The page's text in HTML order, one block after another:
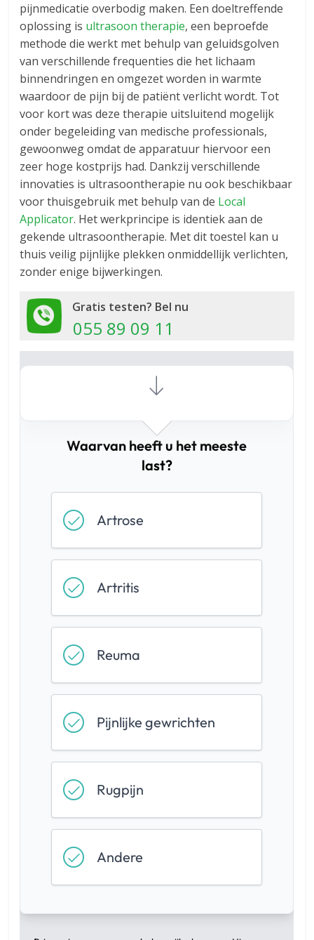
pijnmedicatie overbodig maken. Een doeltreffende
oplossing is ultrasoon therapie, een beproefde
methode die werkt met behulp van geluidsgolven
van verschillende frequenties die het lichaam
binnendringen en omgezet worden in warmte
waardoor de pijn bij de patiënt verlicht wordt. Tot
voor kort was deze therapie uitsluitend mogelijk
onder begeleiding van medische professionals,
gewoonweg omdat de apparatuur hiervoor een
zeer hoge kostprijs had. Dankzij verschillende
innovaties is ultrasoontherapie nu ook beschikbaar
voor thuisgebruik met behulp van de Local
Applicator. Het werkprincipe is identiek aan de
gekende ultrasoontherapie. Met dit toestel kan u
thuis veilig pijnlijke plekken onmiddellijk verlichten,
zonder enige bijwerkingen.
Gratis testen? Bel nu
055 89 09 11